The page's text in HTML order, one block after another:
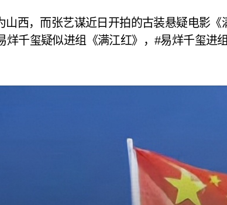
千玺疑似进组《满江红》，#易烊千玺进组